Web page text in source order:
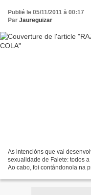
Publié le 05/11/2011 à 00:17
Par Jaureguizar
As intencións que vai
sexualidade de Falete: todos
Ao cabo, foi contándonola na